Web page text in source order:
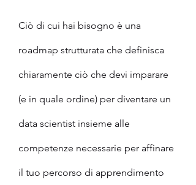
Ciò di cui hai bisogno è una
roadmap strutturata che definisca
chiaramente ciò che devi imparare
(e in quale ordine) per diventare un
data scientist insieme alle
competenze necessarie per affinare
il tuo percorso di apprendimento